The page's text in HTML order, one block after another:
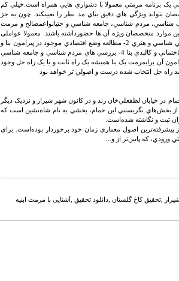
برنامه مرمتي معمولا با دشواري هايي همراه است.خيلي کم
بتواند ويژگي هاي دقيق بناي مد نطر را تعيينکند. چون به جز
مردم شناسي، جامعه شناسي و حتيانواعمصالح و مرمت
موارد متخصصان ويژه آن ها حضورداشته باشند. معمولا عواملي
که بايد مورد تحقيق قرار گيرند عبارتند از: 1- بررسي عوامل زيبايي شناسي و هنري 2- مطالعه وضع اقتصادي موجود در پيرامون بنا و
همچنين خود بنا 3- مطالعات باستان شناسي و مطالعه وضعيت ساختماني و کالبدي بنا 4- بررسي هاي مردم شناسي و جامعه شناسي
آن برايمرمت يک بنا هميشه يک راه ثابت و يا يک راه حل وجود
راه حل انتخاب شده درست و اصولي تر خواهد بود
در خيابان لطفعلي‌خان زند و در کانون شهر شيراز و نزديک ديگر
از بخش‌هاي نگريستني اين حمام، بخشي به نام شاه‌نشين است که
اصول معماري زمان خود برخوردار بوده‌است. براي
که پايين‌تر از و....
,تحقیق کاخ گلستان ,دانلود تحقیق ,آشنایی با مرمت ابنیه